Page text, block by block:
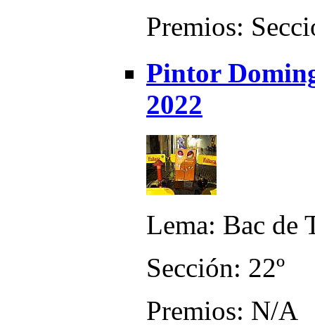
Premios:
Pintor
2022
Lema: Bac de
Sección: 22º
Premios: N/A